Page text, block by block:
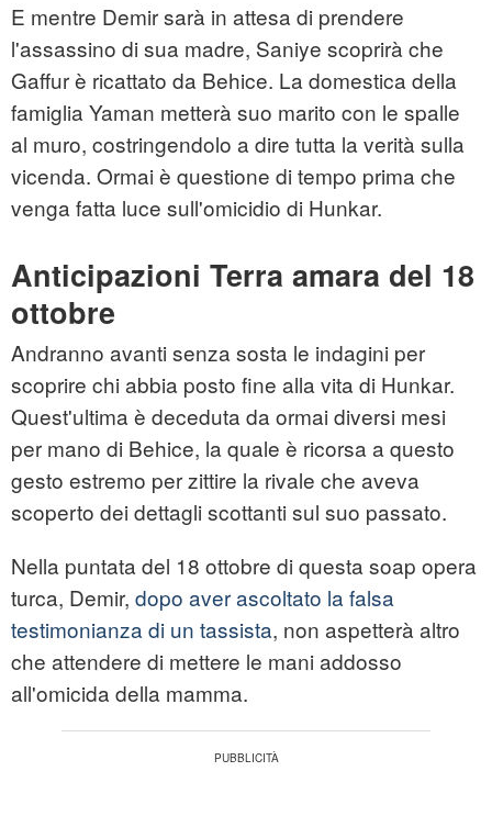
E mentre Demir sarà in attesa di prendere
l'assassino di sua madre, Saniye scoprirà che
Gaffur è ricattato da Behice. La domestica della
famiglia Yaman metterà suo marito con le spalle
al muro, costringendolo a dire tutta la verità sulla
vicenda. Ormai è questione di tempo prima che
venga fatta luce sull'omicidio di Hunkar.
Anticipazioni Terra amara del 18
ottobre
Andranno avanti senza sosta le indagini per
scoprire chi abbia posto fine alla vita di Hunkar.
Quest'ultima è deceduta da ormai diversi mesi
per mano di Behice, la quale è ricorsa a questo
gesto estremo per zittire la rivale che aveva
scoperto dei dettagli scottanti sul suo passato.
Nella puntata del 18 ottobre di questa soap opera
turca, Demir, dopo aver ascoltato la falsa
testimonianza di un tassista, non aspetterà altro
che attendere di mettere le mani addosso
all'omicida della mamma.